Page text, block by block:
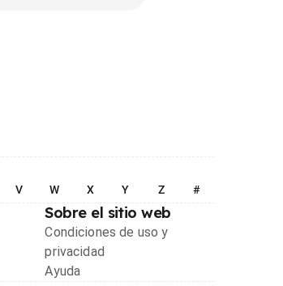
V W X Y Z #
Sobre el sitio web
Condiciones de uso y
privacidad
Ayuda